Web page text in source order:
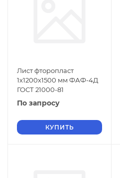
Лист фторопласт
1х1200х1500 мм ФАФ-4Д
ГОСТ 21000-81
По запросу
КУПИТЬ